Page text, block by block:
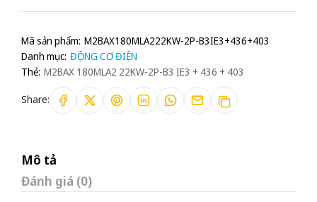
Mã sản phẩm: M2BAX180MLA222KW-2P-B3IE3+436+403
Danh mục: ĐỘNG CƠ ĐIỆN
Thẻ: M2BAX 180MLA2 22KW-2P-B3 IE3 + 436 + 403
Share:
Mô tả
Đánh giá (0)